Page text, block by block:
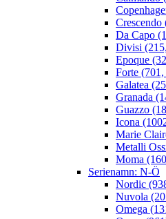
Crescendo
Da Capo
Divisi
Epoque
Forte
Galatea
Granada
Guazzo
Icona
Marie
Metalli
Moma
Serienamn: N-Ö
Nordic
Nuvola
Omega